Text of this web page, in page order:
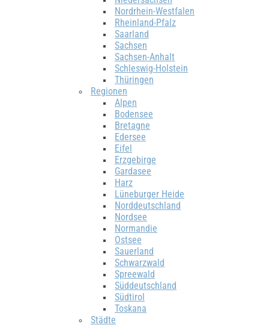
Nordrhein-Westfalen
Rheinland-Pfalz
Saarland
Sachsen
Sachsen-Anhalt
Schleswig-Holstein
Thüringen
Regionen
Alpen
Bodensee
Bretagne
Edersee
Eifel
Erzgebirge
Gardasee
Harz
Lüneburger Heide
Norddeutschland
Nordsee
Normandie
Ostsee
Sauerland
Schwarzwald
Spreewald
Süddeutschland
Südtirol
Toskana
Städte